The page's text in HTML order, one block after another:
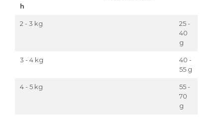
h
2 - 3 kg
25 -
40
g
3 - 4 kg
40 -
55 g
4 - 5 kg
55 -
70
g